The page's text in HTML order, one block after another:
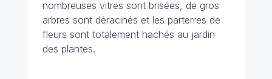
nombreuses vitres sont brisées, de gros
arbres sont déracinés et les parterres de
fleurs sont totalement hachés au jardin
des plantes.